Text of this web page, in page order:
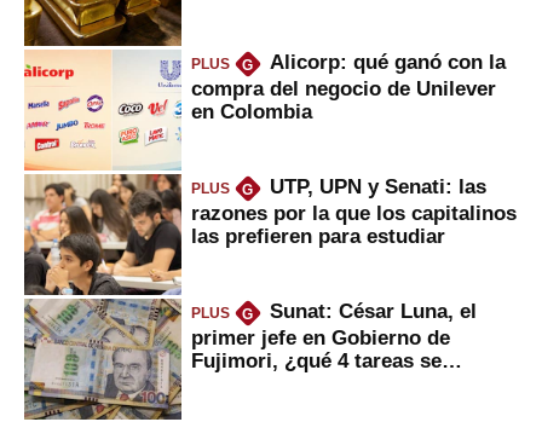
PLUS G
Alicorp: qué ganó con la
compra del negocio de Unilever
en Colombia
PLUS G
UTP, UPN y Senati: las
razones por la que los capitalinos
las prefieren para estudiar
PLUS G
Sunat: César Luna, el
primer jefe en Gobierno de
Fujimori, ¿qué 4 tareas se